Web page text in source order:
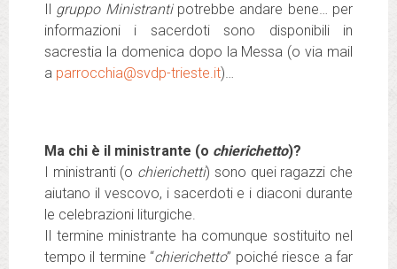
Il gruppo Ministrantipotrebbe andare bene… per
informazioni i sacerdoti sono disponibili in
sacrestia la domenica dopo la Messa (o via mail
a parrocchia@svdp-trieste.it)…
Ma chi è il ministrante (o chierichetto)?
I ministranti (o chierichetti) sono quei ragazzi che
aiutano il vescovo, i sacerdoti e i diaconi durante
le celebrazioni liturgiche.
Il termine ministrante ha comunque sostituito nel
tempo il termine “chierichetto” poiché riesce a far